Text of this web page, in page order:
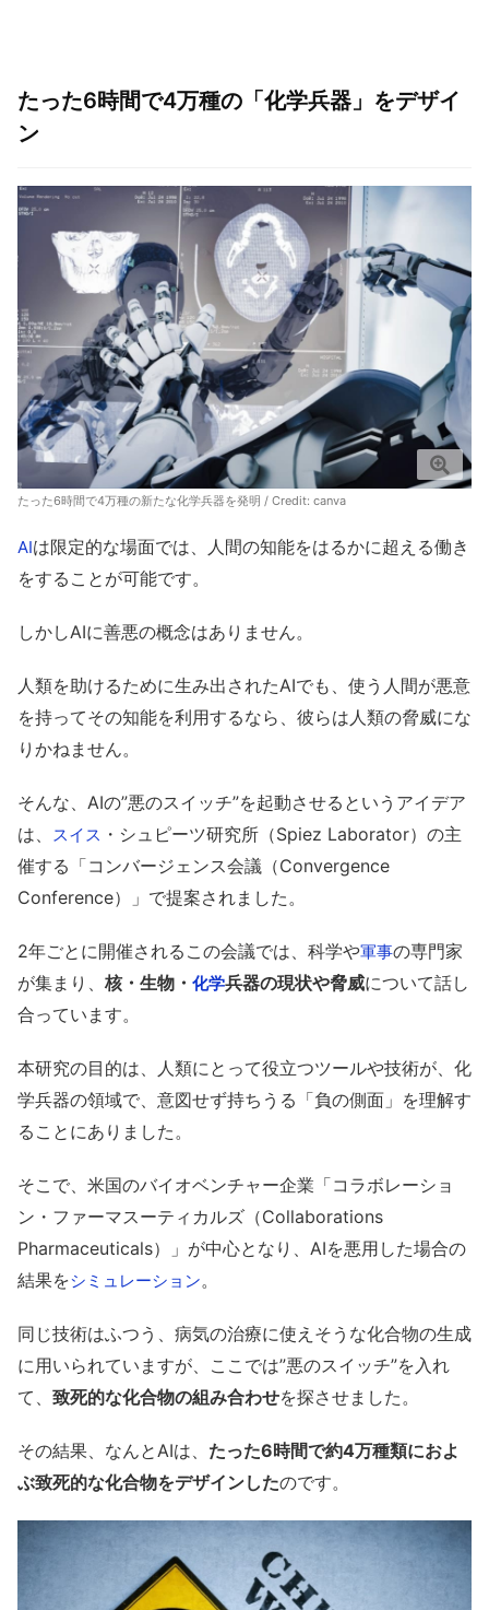
たった6時間で4万種の「化学兵器」をデザイ
ン
たった6時間で4万種の新たな化学兵器を発明 / Credit: canva
AIは限定的な場面では、人間の知能をはるかに超える働き
をすることが可能です。
しかしAIに善悪の概念はありません。
人類を助けるために生み出されたAIでも、使う人間が悪意
を持ってその知能を利用するなら、彼らは人類の脅威にな
りかねません。
そんな、AIの”悪のスイッチ”を起動させるというアイデア
は、 スイス ・シュピーツ研究所（Spiez Laborator）の主
催する「コンバージェンス会議（Convergence
Conference）」で提案されました。
2年ごとに開催されるこの会議では、科学や軍事の専門家
が集まり、 核・生物・ 化学兵器の現状や脅威について話し
合っています。
本研究の目的は、人類にとって役立つツールや技術が、化
学兵器の領域で、意図せず持ちうる「負の側面」を理解す
ることにありました。
そこで、米国のバイオベンチャー企業「コラボレーショ
ン・ファーマスーティカルズ（Collaborations
Pharmaceuticals）」が中心となり、AIを悪用した場合の
結果をシミュレーション。
同じ技術はふつう、病気の治療に使えそうな化合物の生成
に用いられていますが、ここでは”悪のスイッチ”を入れ
て、 致死的な化合物の組み合わせを探させました。
その結果、なんとAIは、 たった6時間で約4万種類におよ
ぶ致死的な化合物をデザインしたのです。